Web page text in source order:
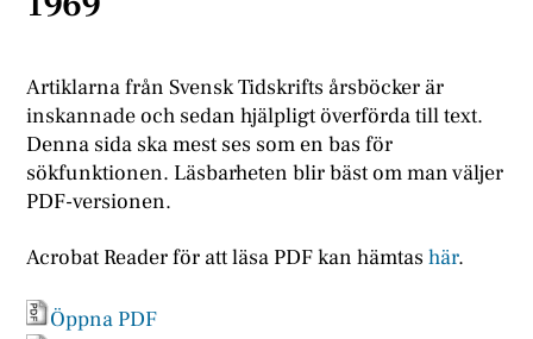
Artiklarna från Svensk Tidskrifts årsböcker är
inskannade och sedan hjälpligt överförda till text.
Denna sida ska mest ses som en bas för
sökfunktionen. Läsbarheten blir bäst om man väljer
PDF-versionen.
Acrobat Reader för att läsa PDF kan hämtashär.
Öppna PDF